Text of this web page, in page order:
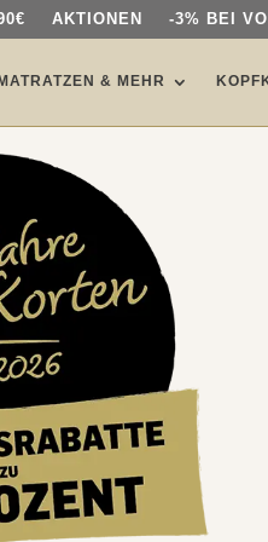
AKTIONEN -3% BEI
MATRATZEN & MEHR
AKTIONEN -3% BEI
MATRATZEN & MEHR